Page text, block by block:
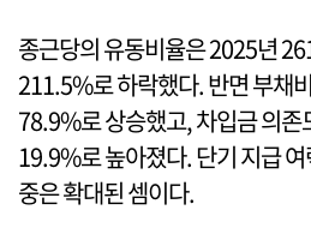
종근당의 유동비율은 2025년
211.5%로 하락했다. 반면 부채
78.9%로 상승했고, 차입금 의
19.9%로 높아졌다. 단기 지급
중은 확대된 셈이다.